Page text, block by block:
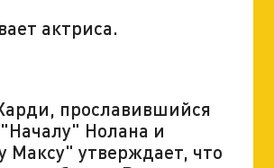
актриса.
прославившийся
Нолана и
Максу" утверждает, что